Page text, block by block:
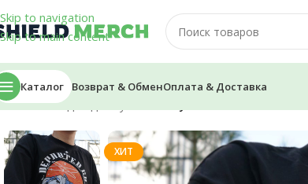
Skip to navigation
Skip to main content
Каталог Возврат & ОбменОплата & Доставка
Главная/Одежда
ХИТ